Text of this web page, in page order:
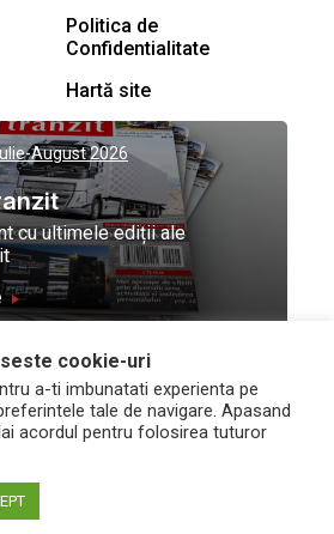
Politica de
Confidentialitate
Hartă site
August 2026
cu ultimele ediții ale
Design by
and development byNeo
Vision Technologies
cookie-uri
a-ti imbunatati experienta pe
tale de navigare. Apasand
acordul pentru folosirea tuturor